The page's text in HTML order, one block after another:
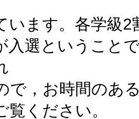
います。各学級2
入選ということ
で，お時間のあ
覧ください。